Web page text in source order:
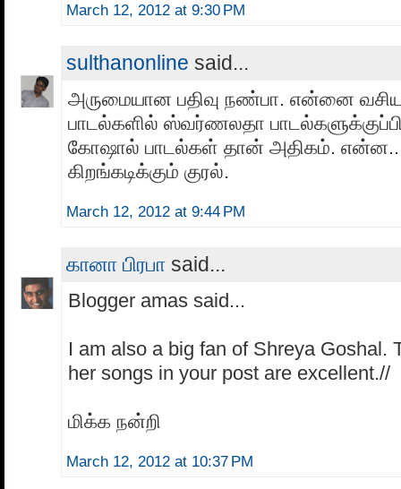
March 12, 2012 at 9:30 PM
sulthanonline said...
அருமையான பதிவு நண்பா. என்னை
பாடல்களில் ஸ்வர்ணலதா
கோஷால் பாடல்கள் தான் அதிகம்.
கிறங்கடிக்கும் குரல்.
March 12, 2012 at 9:44 PM
கானா பிரபா said...
Blogger amas said...
I am also a big fan of Shreya Goshal.
her songs in your post are excellent.//
மிக்க நன்றி
March 12, 2012 at 10:37 PM